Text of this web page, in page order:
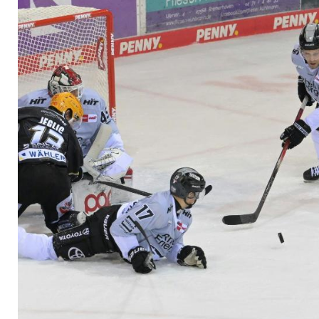
Ingolstadt wieder